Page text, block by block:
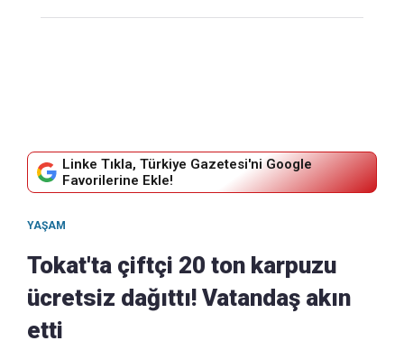
Linke Tıkla, Türkiye Gazetesi'ni Google
Favorilerine Ekle!
YAŞAM
Tokat'ta çiftçi 20 ton karpuzu
ücretsiz dağıttı! Vatandaş akın
etti